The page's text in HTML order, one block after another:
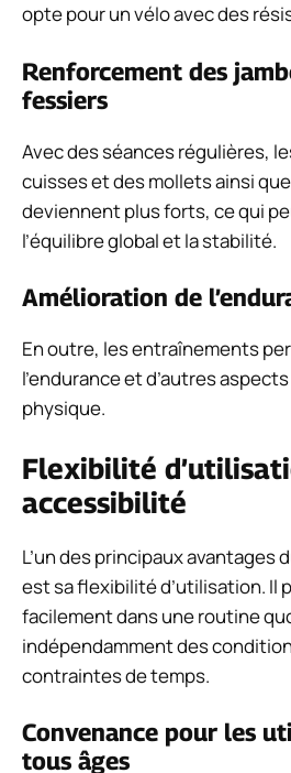
opte pour un vélo avec des
Renforcement des
fessiers
Avec des séances régulières,
cuisses et des mollets ainsi
deviennent plus forts, ce qui
l’équilibre global et la stabilité.
Amélioration de
En outre, les entraînements
l’endurance et d’autres
physique.
Flexibilité
accessibilité
L’un des principaux avantages
est sa flexibilité d’utilisation. Il
facilement dans une routine
indépendamment des
contraintes de temps.
Convenance pour les
tous âges